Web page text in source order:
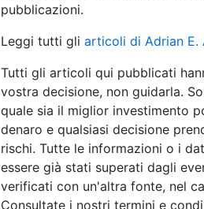
pubblicazioni.
Leggi tutti gli articoli di Adrian E.
Tutti gli articoli qui pubblicati
vostra decisione, non guidarla.
quale sia il miglior investimento
denaro e qualsiasi decisione
rischi. Tutte le informazioni o i
essere già stati superati dagli
verificati con un'altra fonte, nel
Consultate i nostri termini e